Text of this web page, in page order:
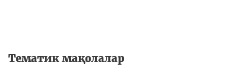
Тематик мақолалар